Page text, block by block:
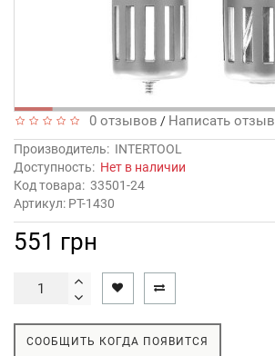
0 отзывов / Написать отзыв
Производитель: INTERTOOL
Доступность: Нет в наличии
Код товара: 33501-24
Артикул: PT-1430
551 грн
СООБЩИТЬ КОГДА ПОЯВИТСЯ